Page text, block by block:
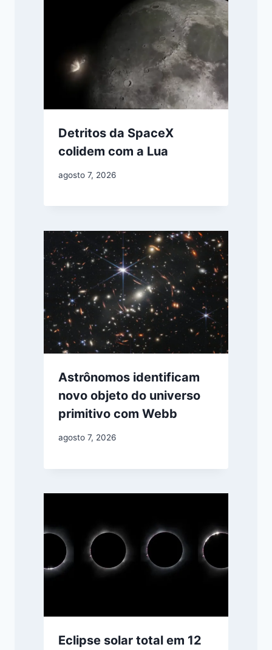
Detritos da SpaceX
colidem com a Lua
agosto 7, 2026
Astrônomos identificam
novo objeto do universo
primitivo com Webb
agosto 7, 2026
Eclipse solar total em 12